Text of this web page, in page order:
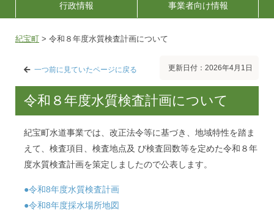
行政情報 事業者向け情報
紀宝町 > 令和８年度水質検査計画について
一つ前に見ていたページに戻る 更新日付：2026年4月1日
令和８年度水質検査計画について
紀宝町水道事業では、改正法令等に基づき、地域特性を踏ま
えて、検査項目、検査地点及 び検査回数等を定めた令和８年
度水質検査計画を策定しましたので公表します。
●令和8年度水質検査計画
●令和8年度採水場所地図